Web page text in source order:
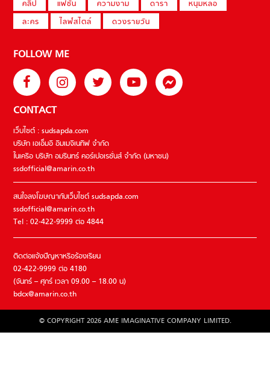
คลิป แฟชั่น ความงาม ดารา
หนุ่มหล่อ
ละคร
ไลฟ์สไตล์ ดวงรายวัน
FOLLOW ME
CONTACT
เว็บไซต์ : sudsapda.com
บริษัท เอเอ็มอี อิมเมจิเนทีฟ จำกัด
ในเครือ บริษัท อมรินทร์ คอร์เปอเรชั่นส์ จำกัด (มหาชน)
ssdofficial@amarin.co.th
สนใจลงโฆษณากับเว็บไซต์ sudsapda.com
ssdofficial@amarin.co.th
Tel : 02-422-9999 ต่อ 4844
ติดต่อแจ้งปัญหาหรือร้องเรียน
02-422-9999 ต่อ 4180
(จันทร์ – ศุกร์ เวลา 09.00 – 18.00 น)
bdcx@amarin.co.th
© COPYRIGHT 2026 AME IMAGINATIVE COMPANY LIMITED.